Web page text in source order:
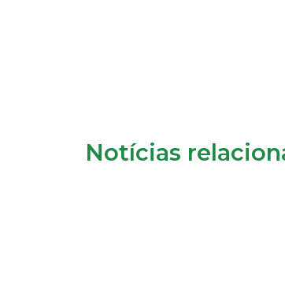
Notícias